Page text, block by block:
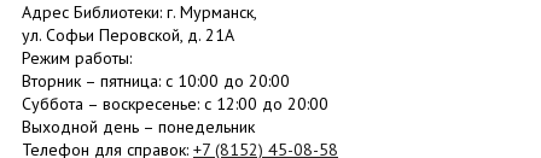
Адрес Библиотеки: г. Мурманск,
ул. Софьи Перовской, д. 21А
Режим работы:
Вторник – пятница: с 10:00 до 20:00
Суббота – воскресенье: c 12:00 до 20:00
Выходной день – понедельник
Телефон для справок: +7 (8152) 45-08-58